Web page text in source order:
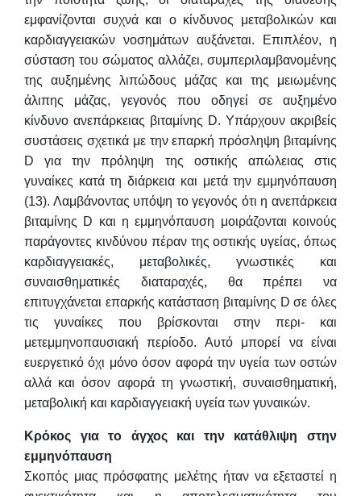
εμφανίζονται συχνά και ο κίνδυνος μεταβολικών και
καρδιαγγειακών νοσημάτων αυξάνεται. Επιπλέον, η
σύσταση του σώματος αλλάζει, συμπεριλαμβανομένης
της αυξημένης λιπώδους μάζας και της μειωμένης
άλιπης μάζας, γεγονός που οδηγεί σε αυξημένο
κίνδυνο ανεπάρκειας βιταμίνης D. Υπάρχουν ακριβείς
συστάσεις σχετικά με την επαρκή πρόσληψη βιταμίνης
D για την πρόληψη της οστικής απώλειας στις
γυναίκες κατά τη διάρκεια και μετά την εμμηνόπαυση
(13). Λαμβάνοντας υπόψη το γεγονός ότι η ανεπάρκεια
βιταμίνης D και η εμμηνόπαυση μοιράζονται κοινούς
παράγοντες κινδύνου πέραν της οστικής υγείας, όπως
καρδιαγγειακές, μεταβολικές, γνωστικές και
συναισθηματικές διαταραχές, θα πρέπει να
επιτυγχάνεται επαρκής κατάσταση βιταμίνης D σε όλες
τις γυναίκες που βρίσκονται στην περι- και
μετεμμηνοπαυσιακή περίοδο. Αυτό μπορεί να είναι
ευεργετικό όχι μόνο όσον αφορά την υγεία των οστών
αλλά και όσον αφορά τη γνωστική, συναισθηματική,
μεταβολική και καρδιαγγειακή υγεία των γυναικών.
Κρόκος για το άγχος και την κατάθλιψη στην
εμμηνόπαυση
Σκοπός μιας πρόσφατης μελέτης ήταν να εξεταστεί η